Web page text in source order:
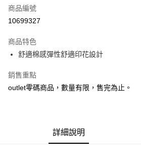
LINE Pay
悠遊付
Google Pay
全盈+PAY
商品編號
10699327
商品特色
舒適棉感彈性舒適印花設計
銷售重點
outlet零碼商品，數量有限，售完為止。
詳細說明